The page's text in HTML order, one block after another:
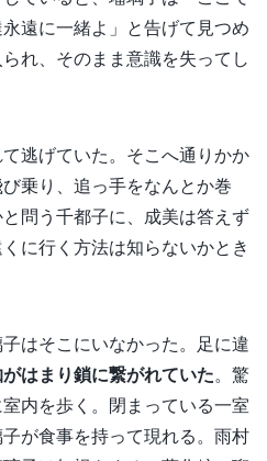
遠に一緒よ」と告げて見つめ
れ、そのまま意識を失ってし
逃げていた。そこへ通りかか
乗り、追っ手をなんとか巻
問う千都子に、成美は答えず
に行く方法は知らないかとき
はそこにいなかった。足に違
がはまり鎖に繋がれていた。驚
内を歩く。閉まっている一室
が食事を持って現れる。雨村